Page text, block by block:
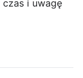
i uwagę